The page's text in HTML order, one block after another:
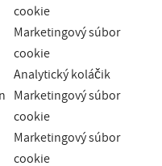
cookie
Marketingový súbor
cookie
Analytický koláčik
Marketingový súbor
cookie
Marketingový súbor
cookie